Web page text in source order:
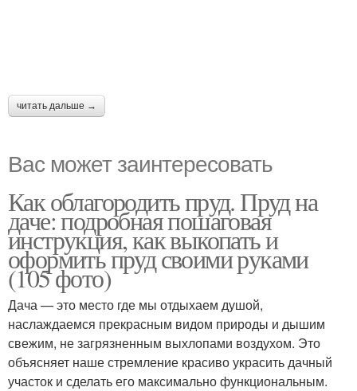
читать дальше →
Вас может заинтересовать
Как облагородить пруд. Пруд на
даче: подробная пошаговая
инструкция, как выкопать и
оформить пруд своими руками
(105 фото)
Дача — это место где мы отдыхаем душой,
наслаждаемся прекрасным видом природы и дышим
свежим, не загрязненным выхлопами воздухом. Это
объясняет наше стремление красиво украсить дачный
участок и сделать его максимально функциональным.